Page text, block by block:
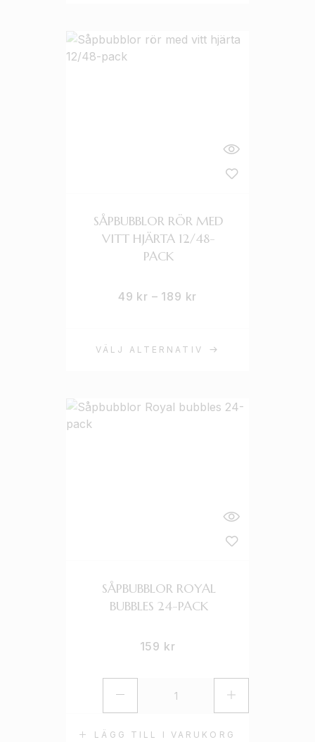
VÄLJ ALTERNATIV
SÅPBUBBLOR RÖR MED
VITT HJÄRTA 12/48-
PACK
49 kr – 189 kr
LÄGG TILL I VARUKORG
SÅPBUBBLOR ROYAL
BUBBLES 24-PACK
159 kr